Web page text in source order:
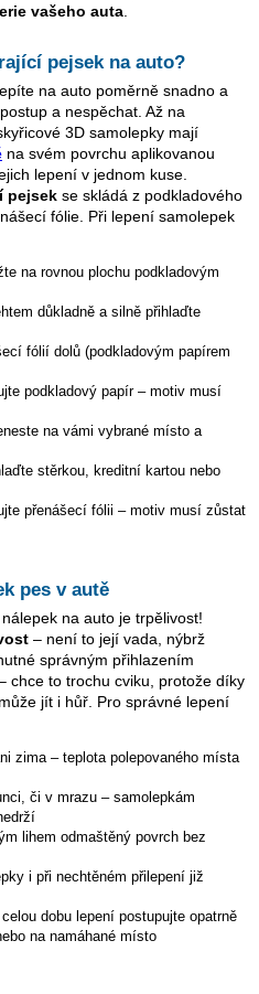
vašeho auta
pejsek na auto?
na auto poměrně snadno a
a nespěchat. Až na
3D samolepky mají
na svém povrchu aplikovanou
lepení v jednom kuse.
pejsek se skládá z podkladového
fólie. Při lepení samolepek
na rovnou plochu podkladovým
důkladně a silně přihlaďte
fólií dolů (podkladovým papírem
podkladový papír – motiv musí
na vámi vybrané místo a
stěrkou, kreditní kartou nebo
přenášecí fólii – motiv musí zůstat
pes v autě
na auto je trpělivost!
– není to její vada, nýbrž
správným přihlazením
chce to trochu cviku, protože díky
jít i hůř. Pro správné lepení
zima – teplota polepovaného místa
či v mrazu – samolepkám
lihem odmaštěný povrch bez
i při nechtěném přilepení již
dobu lepení postupujte opatrně
na namáhané místo